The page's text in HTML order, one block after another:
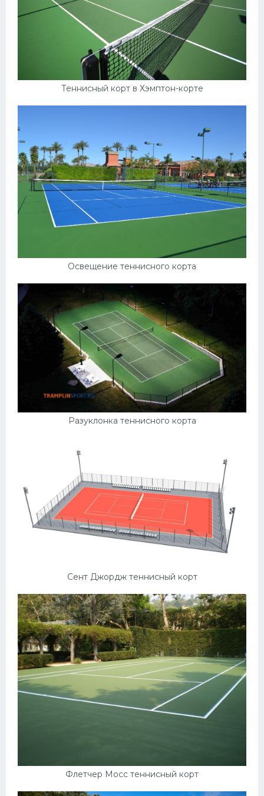
Теннисный корт в Хэмптон-корте
Освещение теннисного корта
Разуклонка теннисного корта
Сент Джордж теннисный корт
Флетчер Мосс теннисный корт